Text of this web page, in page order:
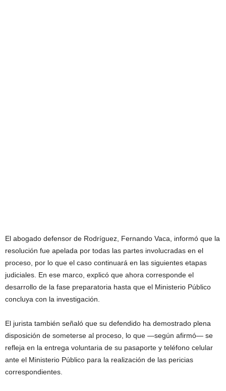
El abogado defensor de Rodríguez, Fernando Vaca, informó que la
resolución fue apelada por todas las partes involucradas en el
proceso, por lo que el caso continuará en las siguientes etapas
judiciales. En ese marco, explicó que ahora corresponde el
desarrollo de la fase preparatoria hasta que el Ministerio Público
concluya con la investigación.
El jurista también señaló que su defendido ha demostrado plena
disposición de someterse al proceso, lo que —según afirmó— se
refleja en la entrega voluntaria de su pasaporte y teléfono celular
ante el Ministerio Público para la realización de las pericias
correspondientes.